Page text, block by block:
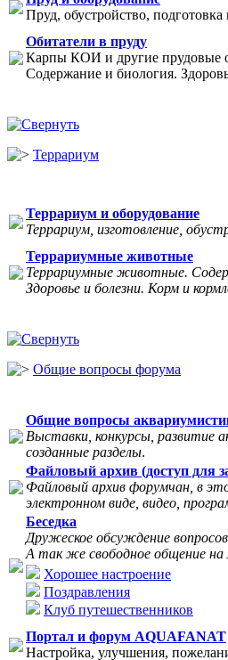
Пруд, обустройство,
Обитатели в пруду
Карпы КОИ и другие прудовые
Содержание и биология.
Террариум
Террариум и оборудование
Террариум, изготовление,
Террариумные животные
Террариумные животные.
Здоровье и болезни. Корм и
Общие вопросы форума
Общие вопросы
Выставки, конкурсы, развитие
созданные разделы.
Файловый архив (доступ для
Файловый архив форумчан, в
электронном виде, видео,
Беседка
Дружеское обсуждение
А так же свободное общение
Хорошее настроение
Поздравления
Клуб путешественников
Портал и форум AQUAFANAT
Настройка, улучшения,